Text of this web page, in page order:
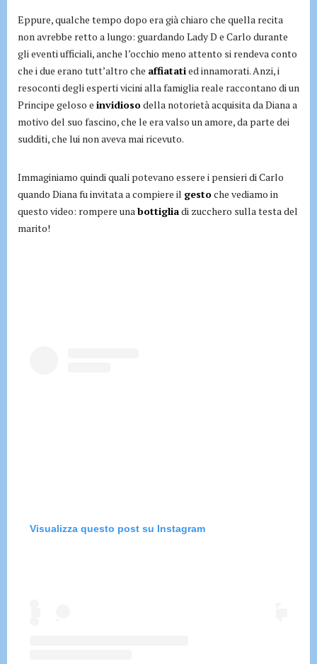
Eppure, qualche tempo dopo era già chiaro che quella recita
non avrebbe retto a lungo: guardando Lady D e Carlo durante
gli eventi ufficiali, anche l’occhio meno attento si rendeva conto
che i due erano tutt’altro che affiatatied innamorati. Anzi, i
resoconti degli esperti vicini alla famiglia reale raccontano di un
Principe geloso e invidiosodella notorietà acquisita da Diana a
motivo del suo fascino, che le era valso un amore, da parte dei
sudditi, che lui non aveva mai ricevuto.
Immaginiamo quindi quali potevano essere i pensieri di Carlo
quando Diana fu invitata a compiere il gestoche vediamo in
questo video: rompere una bottigliadi zucchero sulla testa del
marito!
Visualizza questo post su Instagram